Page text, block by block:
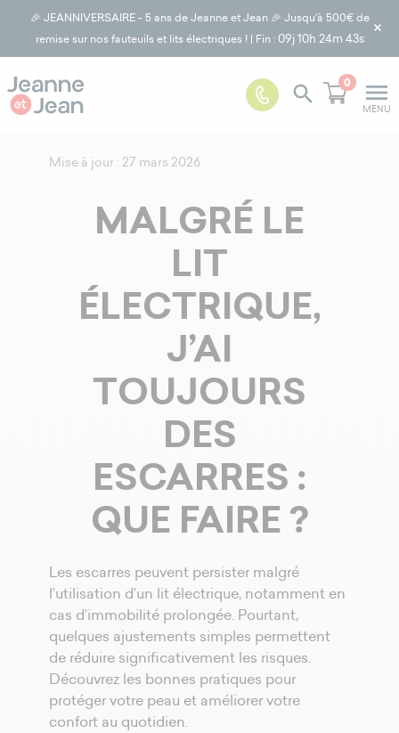
🎉 JEANNIVERSAIRE - 5 ans de Jeanne et Jean 🎉 Jusqu'à 500€ de
remise sur nos fauteuils et lits électriques ! | Fin : 09j10h 24m 43s ×
 0 menu
MENU
Mise à jour : 27 mars 2026
MALGRÉ LE
LIT
ÉLECTRIQUE,
J’AI
TOUJOURS
DES
ESCARRES :
QUE FAIRE ?
Les escarres peuvent persister malgré
l’utilisation d’un lit électrique, notamment en
cas d’immobilité prolongée. Pourtant,
quelques ajustements simples permettent
de réduire significativement les risques.
Découvrez les bonnes pratiques pour
protéger votre peau et améliorer votre
confort au quotidien.